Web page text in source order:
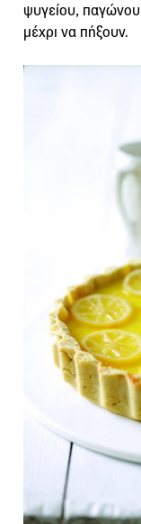
ψυγείου,
μέχρι να πήξουν.